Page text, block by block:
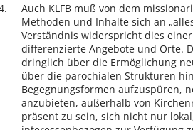
Auch KLFB muß von dem
Methoden und Inhalte sich an
Verständnis widerspricht dies
differenzierte Angebote und Orte.
dringlich über die Ermöglichung
über die parochialen Strukturen
Begegnungsformen aufzuspüren,
anzubieten, außerhalb von
präsent zu sein, sich nicht nur